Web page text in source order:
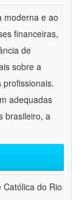
moderna e ao
financeiras,
de
sobre a
adequadas
brasileiro, a
do Rio